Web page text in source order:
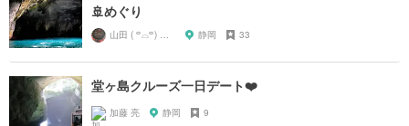
🚢めぐり
山田 ( ꒪⌓꒪) ストレンジ 静岡 33
堂ヶ島クルーズ一日デート❤️
加藤 亮 静岡 9